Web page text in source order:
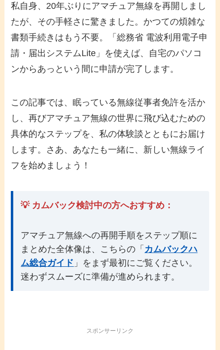
私自身、20年ぶりにアマチュア無線を再開しまし
たが、その手軽さに驚きました。かつての煩雑な
書類手続きはもう不要。「総務省 電波利用電子申
請・届出システムLite」を使えば、自宅のパソコ
ンからあっという間に申請が完了します。
この記事では、眠っている無線従事者免許を活か
し、再びアマチュア無線の世界に飛び込むための
具体的なステップを、私の体験談とともにお届け
します。さあ、あなたも一緒に、新しい無線ライ
フを始めましょう！
💡 カムバック検討中の方へおすすめ：
アマチュア無線への再開手順をステップ順に
まとめた全体像は、こちらの「 カムバックハ
ム総合ガイド 」をまず最初にご覧ください。
迷わずスムーズに準備が進められます。
スポンサーリンク